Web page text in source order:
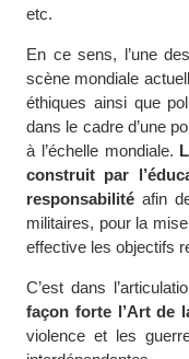
etc.
En ce sens, l’une
scène mondiale
éthiques ainsi que
dans le cadre d’une
à l’échelle mondiale.
construit par
responsabilité afin
militaires, pour la
effective les objectifs
C’est dans
façon forte l’Art de
violence et les